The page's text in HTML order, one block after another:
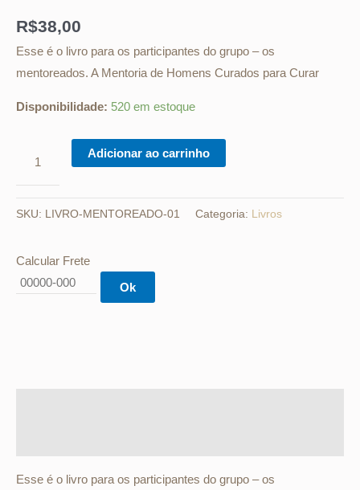
R$38,00
Esse é o livro para os participantes do grupo – os
mentoreados. A Mentoria de Homens Curados para Curar
Disponibilidade: 520 em estoque
Adicionar ao carrinho
SKU: LIVRO-MENTOREADO-01 Categoria: Livros
Calcular Frete
Ok
Esse é o livro para os participantes do grupo – os